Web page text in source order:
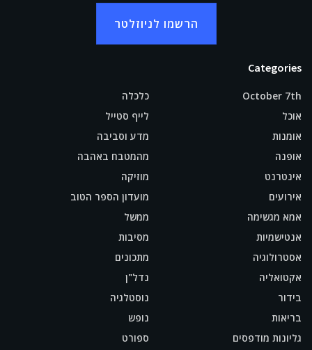
הרשמו לניוזלטר
Categories
October 7th
אוכל
אומנות
אופנה
אינטרנט
אירועים
אמא מגשימה
אנטישמיות
אסטרולוגיה
אקטואליה
בידור
בריאות
גליונות מודפסים
כלכלה
לייף סטייל
מדע וסביבה
מהמטבח באהבה
מוזיקה
מועדון הספר הטוב
ממשל
מסיבות
מתכונים
נדל"ן
נוסטלגיה
נופש
ספורט